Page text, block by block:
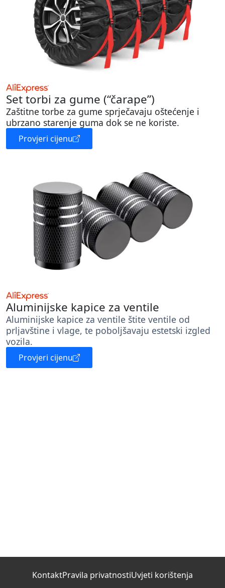
Set torbi za gume (“čarape”)
Zaštitne torbe za gume sprječavaju oštećenje i
ubrzano starenje guma dok se ne koriste.
Provjeri cijenu
Aluminijske kapice za ventile
Aluminijske kapice za ventile štite ventile od
prljavštine i vlage, te poboljšavaju estetski izgled
vozila.
Provjeri cijenu
KontaktPravila privatnostiUvjeti korištenja